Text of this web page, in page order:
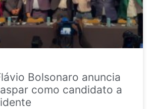
Bolsonaro anuncia
como candidato a